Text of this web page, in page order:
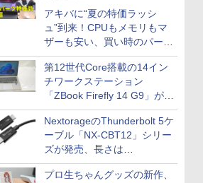
アキバに“夏の特価ラッシ
ュ”到来！CPUもメモリもマ
ザーも安い、買い時のパーツ
は？【8月7日(金)22時配信】
第12世代Core搭載の14イン
チワークステーション
「ZBook Firefly 14 G9」が
79,800円！秋葉原で中古PC
セール
NextorageのThunderbolt 5ケ
ーブル「NX-CBT12」シリー
ズが発売、長さは
30cm/50cm/1mの3種類
プロ生ちゃんグッズの新作、